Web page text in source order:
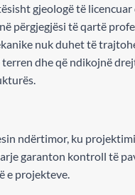
gjeologë të
përgjegjësi të qartë
nuk duhet të
terren dhe që ndikojnë
ndërtimor, ku
garanton kontroll të
e projekteve.